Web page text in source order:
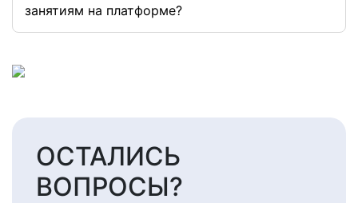
занятиям на платформе?
ОСТАЛИСЬ
ВОПРОСЫ?